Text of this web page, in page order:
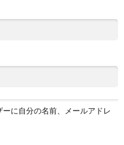
に自分の名前、メールアドレ